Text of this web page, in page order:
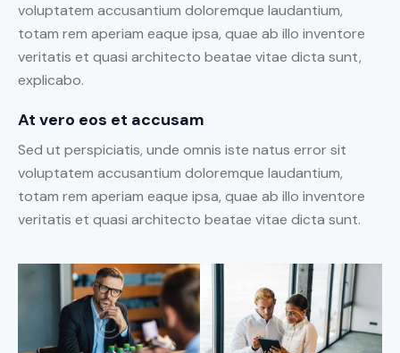
voluptatem accusantium doloremque laudantium,
totam rem aperiam eaque ipsa, quae ab illo inventore
veritatis et quasi architecto beatae vitae dicta sunt,
explicabo.
At vero eos et accusam
Sed ut perspiciatis, unde omnis iste natus error sit
voluptatem accusantium doloremque laudantium,
totam rem aperiam eaque ipsa, quae ab illo inventore
veritatis et quasi architecto beatae vitae dicta sunt.